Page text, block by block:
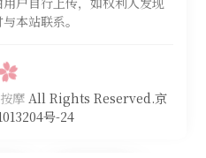
本站联系。
摩All Rights Reserved.京
号-24